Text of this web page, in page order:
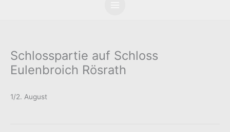
Schlosspartie auf Schloss
Eulenbroich Rösrath
1/2. August